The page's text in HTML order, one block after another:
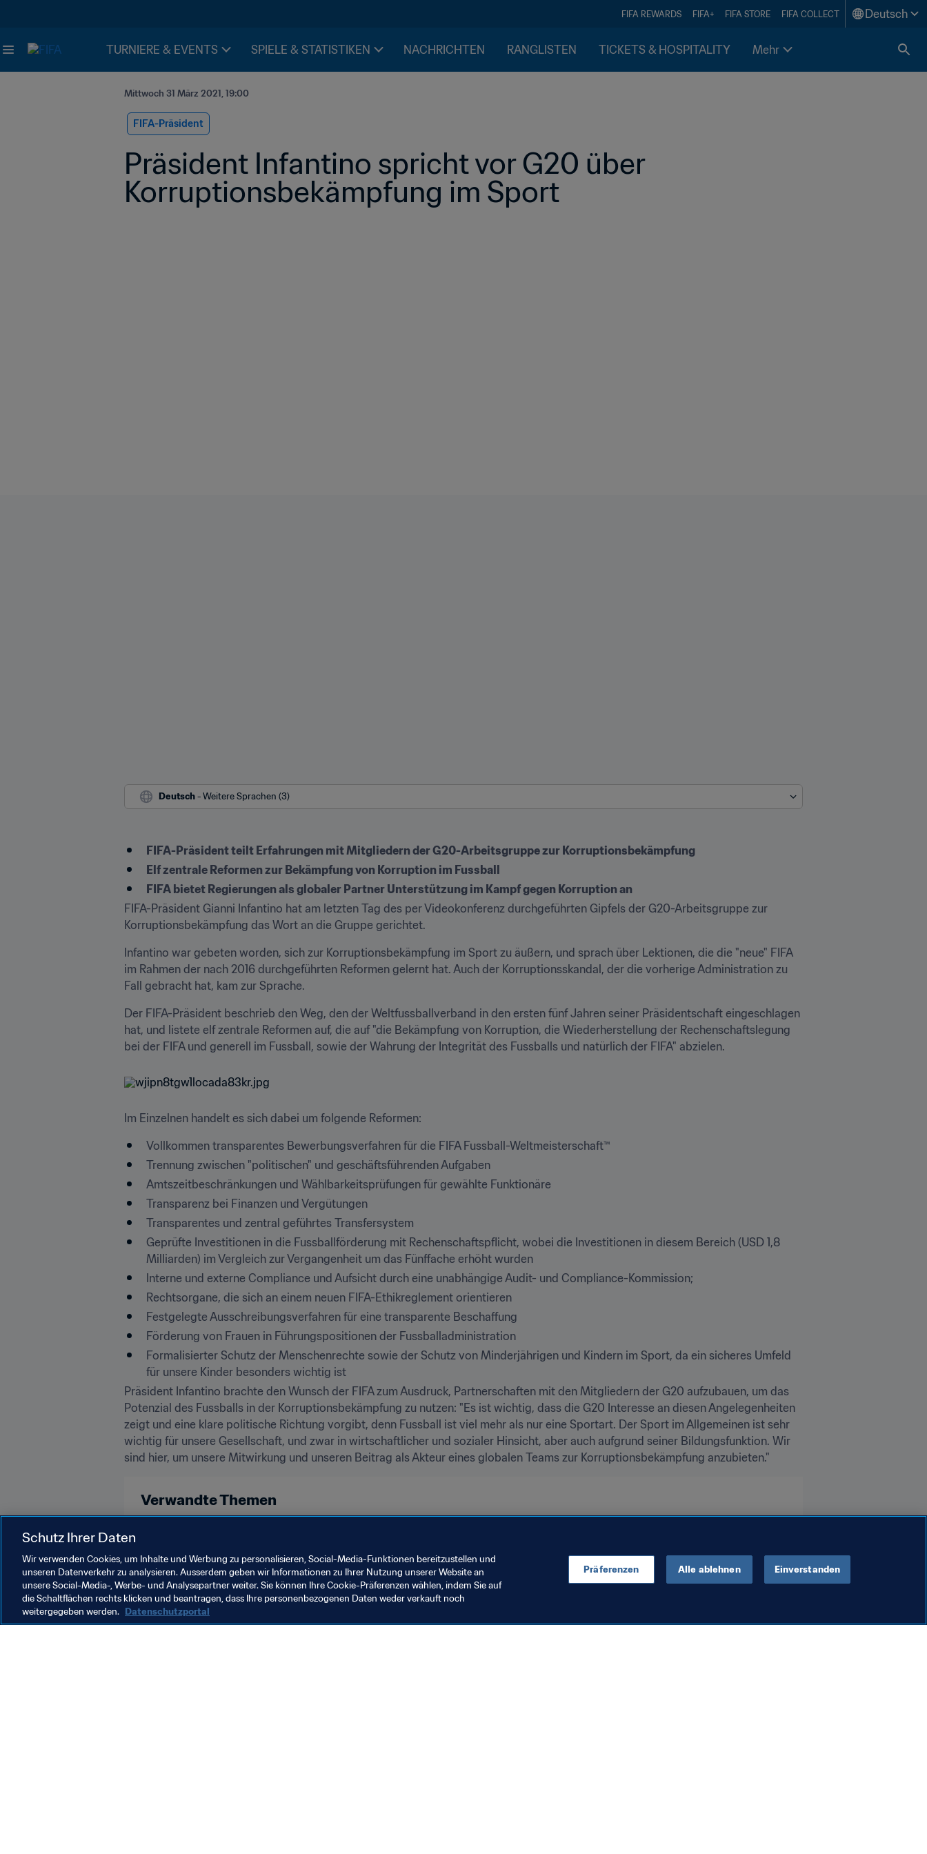
FIFA REWARDS FIFA+ FIFA STORE FIFA COLLECT Deutsch
TURNIERE & EVENTS SPIELE & STATISTIKEN NACHRICHTEN RANGLISTEN TICKETS & HOSPITALITY Mehr
Mittwoch 31 März 2021, 19:00
FIFA-Präsident
Präsident Infantino spricht vor G20 über
Korruptionsbekämpfung im Sport
Deutsch - Weitere Sprachen (3)
FIFA-Präsident teilt Erfahrungen mit Mitgliedern der G20-Arbeitsgruppe zur Korruptionsbekämpfung
Elf zentrale Reformen zur Bekämpfung von Korruption im Fussball
FIFA bietet Regierungen als globaler Partner Unterstützung im Kampf gegen Korruption an
FIFA-Präsident Gianni Infantino hat am letzten Tag des per Videokonferenz durchgeführten Gipfels der G20-Arbeitsgruppe zur
Korruptionsbekämpfung das Wort an die Gruppe gerichtet.
Infantino war gebeten worden, sich zur Korruptionsbekämpfung im Sport zu äußern, und sprach über Lektionen, die die "neue" FIFA
im Rahmen der nach 2016 durchgeführten Reformen gelernt hat. Auch der Korruptionsskandal, der die vorherige Administration zu
Fall gebracht hat, kam zur Sprache.
Der FIFA-Präsident beschrieb den Weg, den der Weltfussballverband in den ersten fünf Jahren seiner Präsidentschaft eingeschlagen
hat, und listete elf zentrale Reformen auf, die auf "die Bekämpfung von Korruption, die Wiederherstellung der Rechenschaftslegung
bei der FIFA und generell im Fussball, sowie der Wahrung der Integrität des Fussballs und natürlich der FIFA" abzielen.
Im Einzelnen handelt es sich dabei um folgende Reformen:
Vollkommen transparentes Bewerbungsverfahren für die FIFA Fussball-Weltmeisterschaft™
Trennung zwischen "politischen" und geschäftsführenden Aufgaben
Amtszeitbeschränkungen und Wählbarkeitsprüfungen für gewählte Funktionäre
Transparenz bei Finanzen und Vergütungen
Transparentes und zentral geführtes Transfersystem
Geprüfte Investitionen in die Fussballförderung mit Rechenschaftspflicht, wobei die Investitionen in diesem Bereich (USD 1,8
Milliarden) im Vergleich zur Vergangenheit um das Fünffache erhöht wurden
Interne und externe Compliance und Aufsicht durch eine unabhängige Audit- und Compliance-Kommission;
Rechtsorgane, die sich an einem neuen FIFA-Ethikreglement orientieren
Festgelegte Ausschreibungsverfahren für eine transparente Beschaffung
Förderung von Frauen in Führungspositionen der Fussballadministration
Formalisierter Schutz der Menschenrechte sowie der Schutz von Minderjährigen und Kindern im Sport, da ein sicheres Umfeld
für unsere Kinder besonders wichtig ist
Präsident Infantino brachte den Wunsch der FIFA zum Ausdruck, Partnerschaften mit den Mitgliedern der G20 aufzubauen, um das
Potenzial des Fussballs in der Korruptionsbekämpfung zu nutzen: "Es ist wichtig, dass die G20 Interesse an diesen Angelegenheiten
zeigt und eine klare politische Richtung vorgibt, denn Fussball ist viel mehr als nur eine Sportart. Der Sport im Allgemeinen ist sehr
wichtig für unsere Gesellschaft, und zwar in wirtschaftlicher und sozialer Hinsicht, aber auch aufgrund seiner Bildungsfunktion. Wir
sind hier, um unsere Mitwirkung und unseren Beitrag als Akteur eines globalen Teams zur Korruptionsbekämpfung anzubieten."
Verwandte Themen
Schutz Ihrer Daten
Wir verwenden Cookies, um Inhalte und Werbung zu personalisieren, Social-Media-Funktionen bereitzustellen und
unseren Datenverkehr zu analysieren. Ausserdem geben wir Informationen zu Ihrer Nutzung unserer Website an
unsere Social-Media-, Werbe- und Analysepartner weiter. Sie können Ihre Cookie-Präferenzen wählen, indem Sie auf
die Schaltflächen rechts klicken und beantragen, dass Ihre personenbezogenen Daten weder verkauft noch
weitergegeben werden. Datenschutzportal
Präferenzen Alle ablehnen Einverstanden